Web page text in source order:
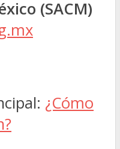
(SACM)
¿Cómo